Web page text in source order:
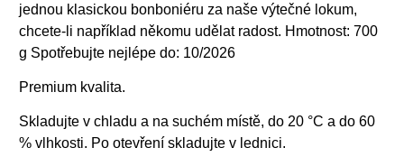
jednou klasickou bonboniéru za naše výtečné lokum,
chcete-li například někomu udělat radost. Hmotnost: 700
g Spotřebujte nejlépe do: 10/2026
Premium kvalita.
Skladujte v chladu a na suchém místě, do 20 °C a do 60
% vlhkosti. Po otevření skladujte v lednici.